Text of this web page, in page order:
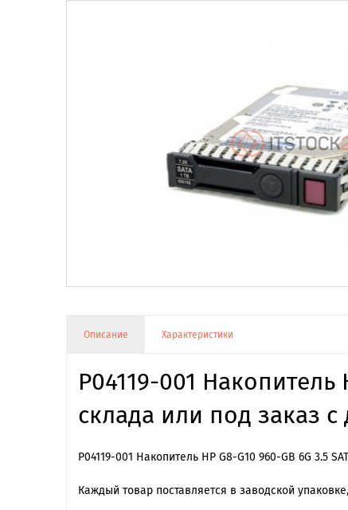
Описание Характеристики
P04119-001 Накопитель
склада или под заказ
P04119-001 Накопитель HP G8-G10 960-GB 6G 3.5
Каждый товар поставляется в заводской